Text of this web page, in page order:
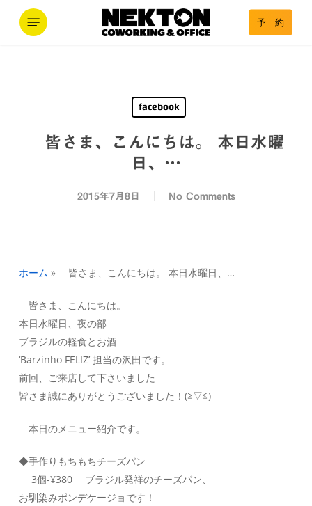
予 約
Menu
facebook
皆さま、こんにちは。 本日水曜
日、…
2015年7月8日 No Comments
ホーム » 皆さま、こんにちは。 本日水曜日、…
皆さま、こんにちは。
本日水曜日、夜の部
ブラジルの軽食とお酒
‘Barzinho FELIZ’ 担当の沢田です。
前回、ご来店して下さいました
皆さま誠にありがとうございました！(≧▽≦)
本日のメニュー紹介です。
◆手作りもちもちチーズパン
3個-¥380 ブラジル発祥のチーズパン、
お馴染みポンデケージョです！